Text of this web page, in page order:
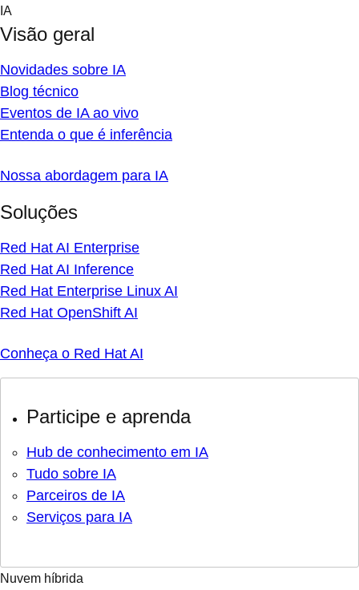
Skip
content
IA
Visão geral
Novidades sobre IA
Blog técnico
Eventos de IA ao vivo
Entenda o que é inferência
Nossa abordagem para IA
Soluções
Red Hat AI Enterprise
Red Hat AI Inference
Red Hat Enterprise Linux AI
Red Hat OpenShift AI
Conheça o Red Hat AI
Participe e aprenda
Hub de conhecimento em IA
Tudo sobre IA
Parceiros de IA
Serviços para IA
Nuvem híbrida